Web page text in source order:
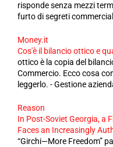
risponde senza mezzi
furto di segreti
Money.it
Cos'è il bilancio ottico e
ottico è la copia del
Commercio. Ecco cosa
leggerlo. - Gestione
Reason
In Post-Soviet Georgia, a
Faces an Increasingly
“Girchi—More Freedom”